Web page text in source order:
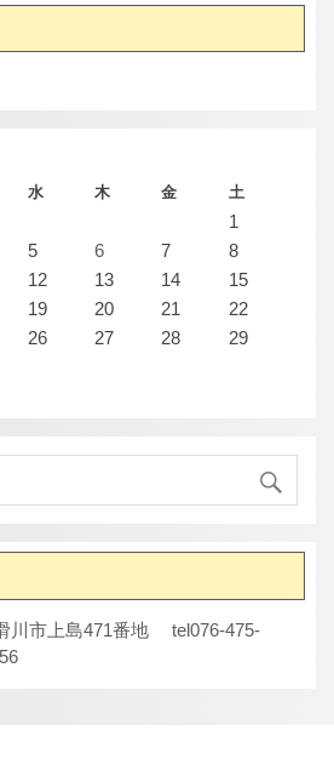
水 木 金 土
1
5 6 7
8
12 13 14
15
19 20 21
22
26 27 28
29
川市上島471番地 tel076-475-